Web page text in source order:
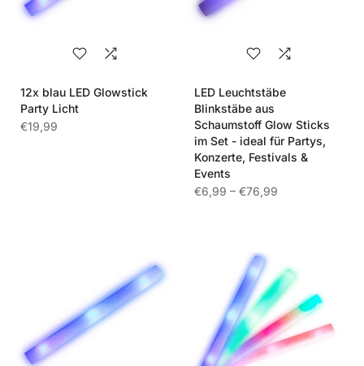
12x blau LED Glowstick
Party Licht
€19,99
LED Leuchtstäbe
Blinkstäbe aus
Schaumstoff Glow Sticks
im Set - ideal für Partys,
Konzerte, Festivals &
Events
€6,99 – €76,99